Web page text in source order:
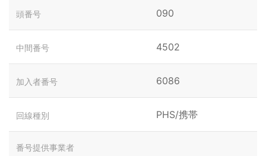
頭番号 090
中間番号 4502
加入者番号 6086
回線種別 PHS/携帯
番号提供事業者